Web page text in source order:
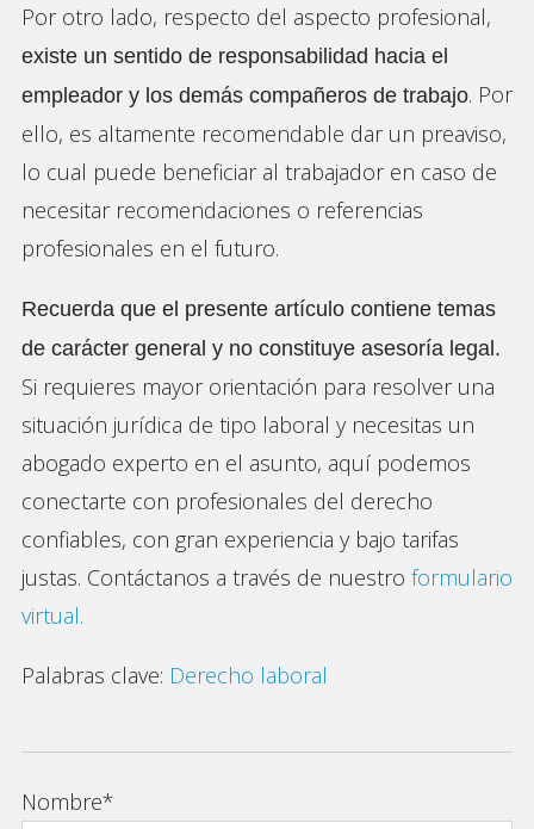
Por otro lado, respecto del aspecto profesional,
existe un sentido de responsabilidad hacia el
empleador y los demás compañeros de trabajo. Por
ello, es altamente recomendable dar un preaviso,
lo cual puede beneficiar al trabajador en caso de
necesitar recomendaciones o referencias
profesionales en el futuro.
Recuerda que el presente artículo contiene temas
de carácter general y no constituye asesoría legal.
Si requieres mayor orientación para resolver una
situación jurídica de tipo laboral y necesitas un
abogado experto en el asunto, aquí podemos
conectarte con profesionales del derecho
confiables, con gran experiencia y bajo tarifas
justas. Contáctanos a través de nuestro formulario
virtual.
Palabras clave: Derecho laboral
Nombre*